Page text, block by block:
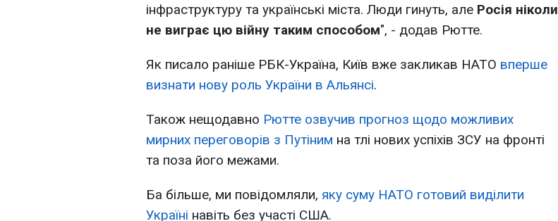
інфраструктуру та українські міста. Люди гинуть, але Росія ніколи
не виграє цю війну таким способом", - додав Рютте.
Як писало раніше РБК-Україна, Київ вже закликав НАТО вперше
визнати нову роль України в Альянсі.
Також нещодавно Рютте озвучив прогноз щодо можливих
мирних переговорів з Путіним на тлі нових успіхів ЗСУ на фронті
та поза його межами.
Ба більше, ми повідомляли, яку суму НАТО готовий виділити
Україні навіть без участі США.